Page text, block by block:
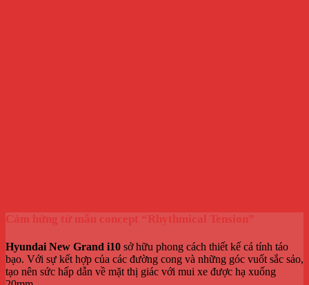
Cảm hứng từ mẫu concept “Rhythmical Tension”
Hyundai New Grand i10 sở hữu phong cách thiết kế cá tính táo
bạo. Với sự kết hợp của các đường cong và những góc vuốt sắc sảo,
tạo nên sức hấp dẫn về mặt thị giác với mui xe được hạ xuống